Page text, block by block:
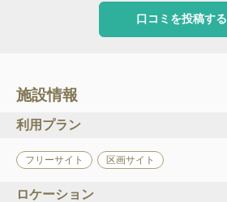
口コミを投稿する
施設情報
利用プラン
フリーサイト 区画サイト
ロケーション